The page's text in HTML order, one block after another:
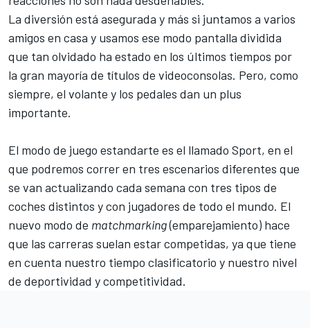
La diversión está asegurada y más si juntamos a varios
amigos en casa y usamos ese modo pantalla dividida
que tan olvidado ha estado en los últimos tiempos por
la gran mayoría de títulos de videoconsolas. Pero, como
siempre, el volante y los pedales dan un plus
importante.
El modo de juego estandarte es el llamado Sport, en el
que podremos correr en tres escenarios diferentes que
se van actualizando cada semana con tres tipos de
coches distintos y con jugadores de todo el mundo. El
nuevo modo de matchmarking(emparejamiento) hace
que las carreras suelan estar competidas, ya que tiene
en cuenta nuestro tiempo clasificatorio y nuestro nivel
de deportividad y competitividad.